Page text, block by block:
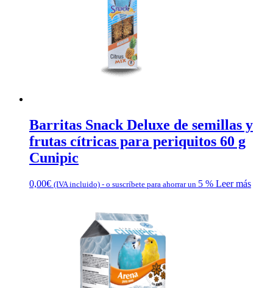
Barritas Snack Deluxe de semillas y
frutas cítricas para periquitos 60 g
Cunipic
0,00€ (IVA incluido) - o suscríbete para ahorrar un 5 % Leer más